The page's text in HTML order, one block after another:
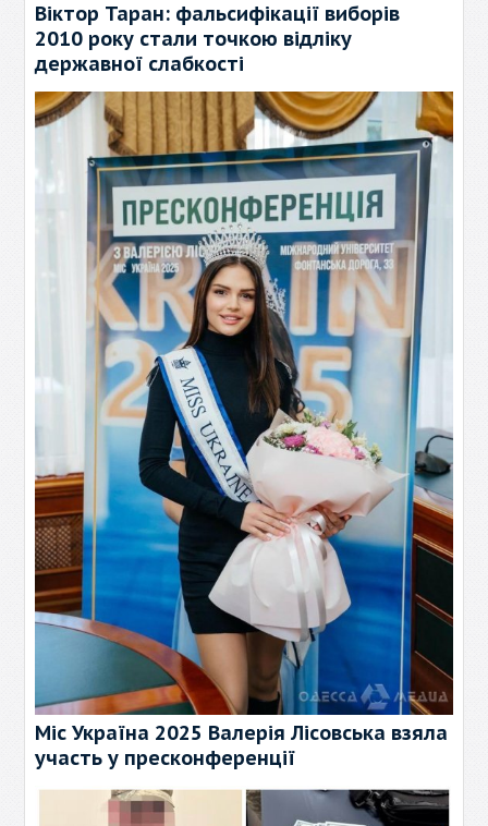
Віктор Таран: фальсифікації виборів
2010 року стали точкою відліку
державної слабкості
Міс Україна 2025 Валерія Лісовська взяла
участь у пресконференції